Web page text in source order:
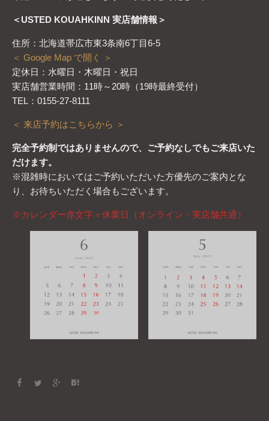
＜USTED KOUAHKINN 実店舗情報＞
住所：北海道帯広市東3条南6丁目6-5
＜ Google Map で開く ＞
定休日：水曜日・木曜日・祝日
実店舗営業時間：11時～20時（19時最終受付）
TEL：0155-27-8111
＜ 来店予約はこちらから ＞
完全予約制ではありませんので、ご予約なしでもご来店いた
だけます。
※混雑時においてはご予約いただいた方優先のご案内とな
り、お待ちいただく場合もございます。
※カレンダー赤文字＝休業日（オンライン・実店舗共通）